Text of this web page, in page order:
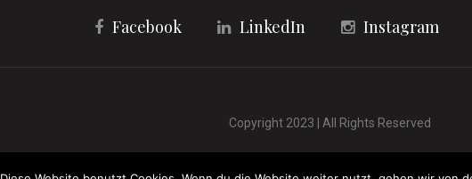
Facebook LinkedIn Instagram
Copyright 2023 | All Rights Reserved